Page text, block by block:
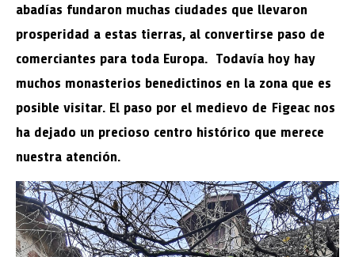
abadías fundaron muchas ciudades que llevaron
prosperidad a estas tierras, al convertirse paso de
comerciantes para toda Europa. Todavía hoy hay
muchos monasterios benedictinos en la zona que es
posible visitar. El paso por el medievo de Figeac nos
ha dejado un precioso centro histórico que merece
nuestra atención.